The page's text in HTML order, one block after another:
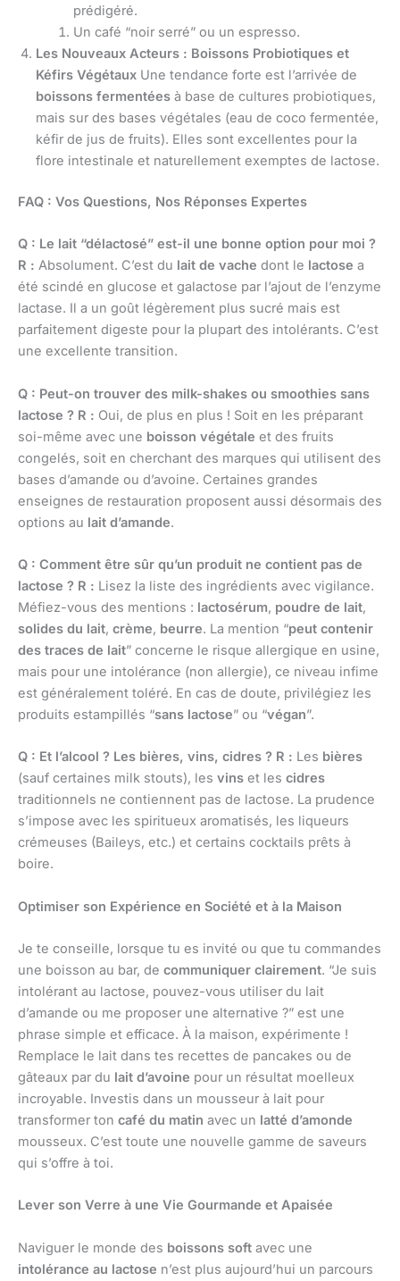
prédigéré.
Un café “noir serré” ou un espresso.
Les Nouveaux Acteurs : Boissons Probiotiques et
Kéfirs Végétaux Une tendance forte est l’arrivée de
boissons fermentées à base de cultures probiotiques,
mais sur des bases végétales (eau de coco fermentée,
kéfir de jus de fruits). Elles sont excellentes pour la
flore intestinale et naturellement exemptes de lactose.
FAQ : Vos Questions, Nos Réponses Expertes
Q : Le lait “délactosé” est-il une bonne option pour moi ?
R : Absolument. C’est du lait de vache dont le lactose a
été scindé en glucose et galactose par l’ajout de l’enzyme
lactase. Il a un goût légèrement plus sucré mais est
parfaitement digeste pour la plupart des intolérants. C’est
une excellente transition.
Q : Peut-on trouver des milk-shakes ou smoothies sans
lactose ? R : Oui, de plus en plus ! Soit en les préparant
soi-même avec une boisson végétale et des fruits
congelés, soit en cherchant des marques qui utilisent des
bases d’amande ou d’avoine. Certaines grandes
enseignes de restauration proposent aussi désormais des
options au lait d’amande.
Q : Comment être sûr qu’un produit ne contient pas de
lactose ? R : Lisez la liste des ingrédients avec vigilance.
Méfiez-vous des mentions : lactosérum, poudre de lait,
solides du lait, crème, beurre. La mention “peut contenir
des traces de lait” concerne le risque allergique en usine,
mais pour une intolérance (non allergie), ce niveau infime
est généralement toléré. En cas de doute, privilégiez les
produits estampillés “sans lactose” ou “végan”.
Q : Et l’alcool ? Les bières, vins, cidres ? R : Les bières
(sauf certaines milk stouts), les vins et les cidres
traditionnels ne contiennent pas de lactose. La prudence
s’impose avec les spiritueux aromatisés, les liqueurs
crémeuses (Baileys, etc.) et certains cocktails prêts à
boire.
Optimiser son Expérience en Société et à la Maison
Je te conseille, lorsque tu es invité ou que tu commandes
une boisson au bar, de communiquer clairement. “Je suis
intolérant au lactose, pouvez-vous utiliser du lait
d’amande ou me proposer une alternative ?” est une
phrase simple et efficace. À la maison, expérimente !
Remplace le lait dans tes recettes de pancakes ou de
gâteaux par du lait d’avoine pour un résultat moelleux
incroyable. Investis dans un mousseur à lait pour
transformer ton café du matin avec un latté d’amonde
mousseux. C’est toute une nouvelle gamme de saveurs
qui s’offre à toi.
Lever son Verre à une Vie Gourmande et Apaisée
Naviguer le monde des boissons soft avec une
intolérance au lactose n’est plus aujourd’hui un parcours